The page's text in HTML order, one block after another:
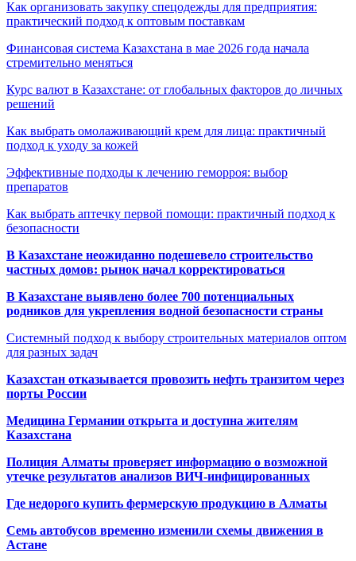
Как организовать закупку спецодежды для предприятия:
практический подход к оптовым поставкам
Финансовая система Казахстана в мае 2026 года начала
стремительно меняться
Курс валют в Казахстане: от глобальных факторов до личных
решений
Как выбрать омолаживающий крем для лица: практичный
подход к уходу за кожей
Эффективные подходы к лечению геморроя: выбор
препаратов
Как выбрать аптечку первой помощи: практичный подход к
безопасности
В Казахстане неожиданно подешевело строительство
частных домов: рынок начал корректироваться
В Казахстане выявлено более 700 потенциальных
родников для укрепления водной безопасности страны
Системный подход к выбору строительных материалов оптом
для разных задач
Казахстан отказывается провозить нефть транзитом через
порты России
Медицина Германии открыта и доступна жителям
Казахстана
Полиция Алматы проверяет информацию о возможной
утечке результатов анализов ВИЧ-инфицированных
Где недорого купить фермерскую продукцию в Алматы
Семь автобусов временно изменили схемы движения в
Астане